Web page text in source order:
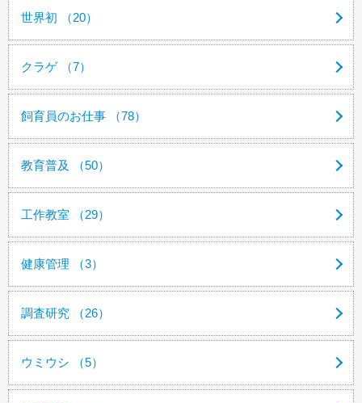
世界初 （20）
クラゲ （7）
飼育員のお仕事 （78）
教育普及 （50）
工作教室 （29）
健康管理 （3）
調査研究 （26）
ウミウシ （5）